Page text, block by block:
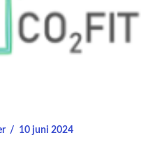
10 juni 2024